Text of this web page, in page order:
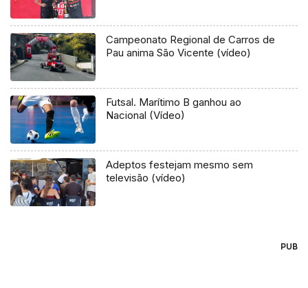
Campeonato Regional de Carros de
Pau anima São Vicente (vídeo)
Futsal. Marítimo B ganhou ao
Nacional (Vídeo)
Adeptos festejam mesmo sem
televisão (vídeo)
PUB